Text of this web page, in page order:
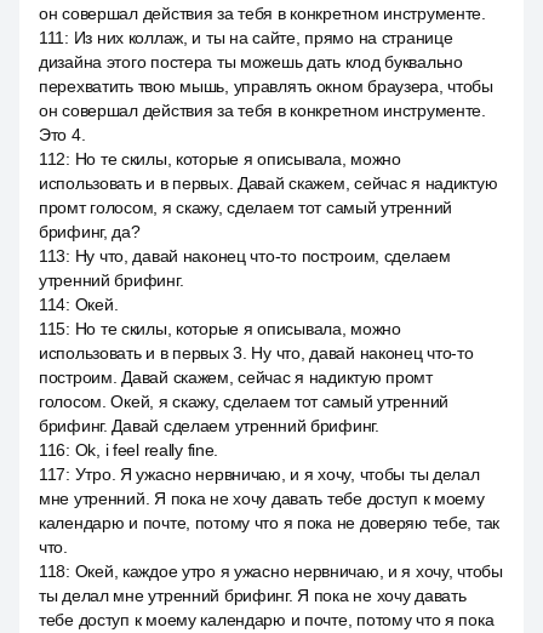
он совершал действия за тебя в конкретном инструменте.
111 : Из них коллаж, и ты на сайте, прямо на странице
дизайна этого постера ты можешь дать клод буквально
перехватить твою мышь, управлять окном браузера, чтобы
он совершал действия за тебя в конкретном инструменте.
Это 4.
112: Но те скилы, которые я описывала, можно
использовать и в первых. Давай скажем, сейчас я надиктую
промт голосом, я скажу, сделаем тот самый утренний
брифинг, да?
113: Ну что, давай наконец что-то построим, сделаем
утренний брифинг.
114: Окей.
115: Но те скилы, которые я описывала, можно
использовать и в первых 3. Ну что, давай наконец что-то
построим. Давай скажем, сейчас я надиктую промт
голосом. Окей, я скажу, сделаем тот самый утренний
брифинг. Давай сделаем утренний брифинг.
116: Ok, i feel really fine.
117: Утро. Я ужасно нервничаю, и я хочу, чтобы ты делал
мне утренний. Я пока не хочу давать тебе доступ к моему
календарю и почте, потому что я пока не доверяю тебе, так
что.
118: Окей, каждое утро я ужасно нервничаю, и я хочу, чтобы
ты делал мне утренний брифинг. Я пока не хочу давать
тебе доступ к моему календарю и почте, потому что я пока